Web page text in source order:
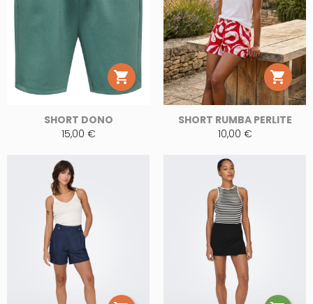

SHORT DONO
15,00 €

SHORT RUMBA PERLITE
10,00 €